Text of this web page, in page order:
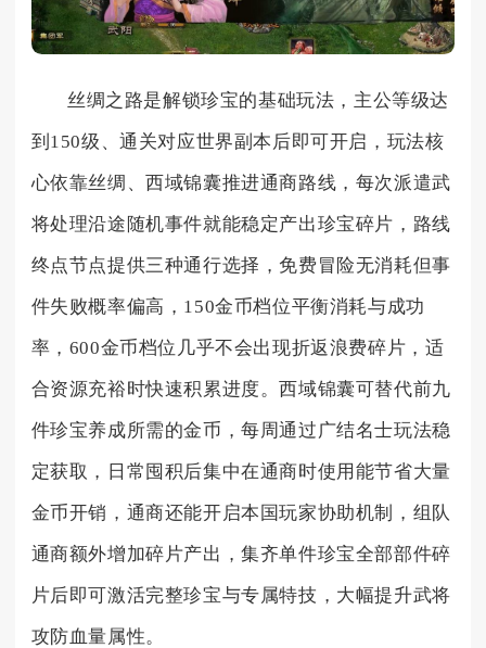
丝绸之路是解锁珍宝的基础玩法，主公等级达
到150级、通关对应世界副本后即可开启，玩法核
心依靠丝绸、西域锦囊推进通商路线，每次派遣武
将处理沿途随机事件就能稳定产出珍宝碎片，路线
终点节点提供三种通行选择，免费冒险无消耗但事
件失败概率偏高，150金币档位平衡消耗与成功
率，600金币档位几乎不会出现折返浪费碎片，适
合资源充裕时快速积累进度。西域锦囊可替代前九
件珍宝养成所需的金币，每周通过广结名士玩法稳
定获取，日常囤积后集中在通商时使用能节省大量
金币开销，通商还能开启本国玩家协助机制，组队
通商额外增加碎片产出，集齐单件珍宝全部部件碎
片后即可激活完整珍宝与专属特技，大幅提升武将
攻防血量属性。